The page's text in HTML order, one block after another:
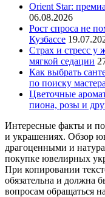
Orient Star:
06.08.2026
Рост спроса не
Кузбассе
Страх и стресс у
мягкой седации
Как выбрать
по поиску
Цветочные
пиона, розы и
Интересные факты и
и украшениях. Обзор
драгоценными и
покупке ювелирных
При копировании
обязательна и должна
вопросам обращаться